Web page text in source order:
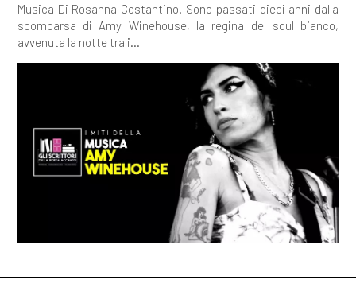
Musica Di Rosanna Costantino. Sono passati dieci anni dalla
scomparsa di Amy Winehouse, la regina del soul bianco,
avvenuta la notte tra i...